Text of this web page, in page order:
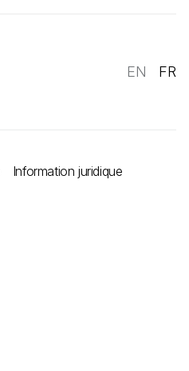
EN FR
Information juridique